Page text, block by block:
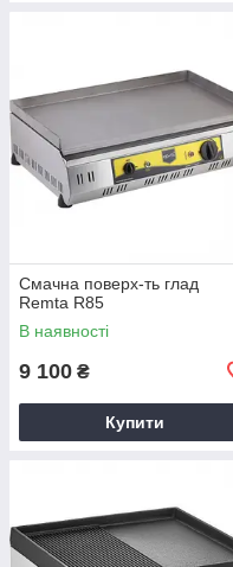
Смачна поверх-ть глад
Remta R85
В наявності
9 100 ₴
Купити